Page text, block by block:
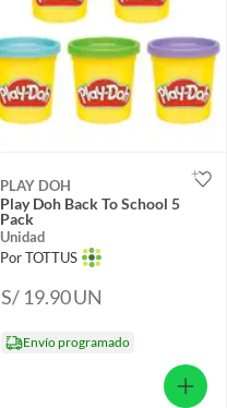
PLAY DOH
Play Doh Back To School 5
Pack
Unidad
Por TOTTUS
S/ 19.90UN
Envío programado